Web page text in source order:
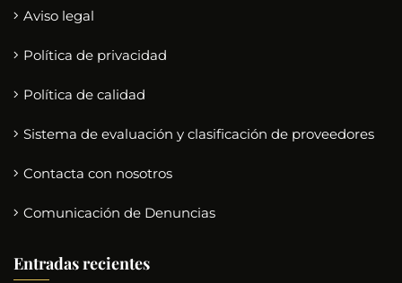
Aviso legal
Política de privacidad
Política de calidad
Sistema de evaluación y clasificación de proveedores
Contacta con nosotros
Comunicación de Denuncias
Entradas recientes